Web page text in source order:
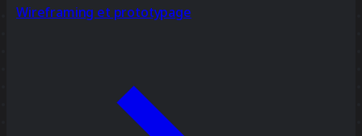
Wireframing et prototypage